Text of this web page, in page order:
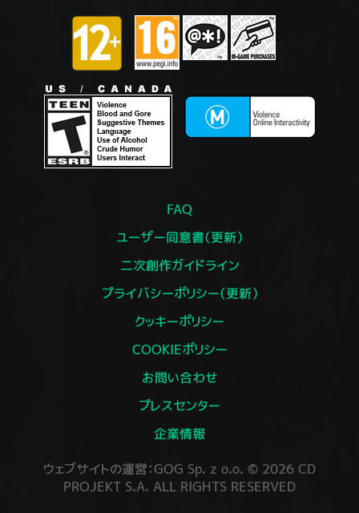
FAQ
ユーザー同意書（更新）
二次創作ガイドライン
プライバシーポリシー（更新）
クッキーポリシー
COOKIEポリシー
お問い合わせ
プレスセンター
企業情報
ウェブサイトの運営：GOG Sp. z o.o. © 2026 CD
PROJEKT S.A. ALL RIGHTS RESERVED